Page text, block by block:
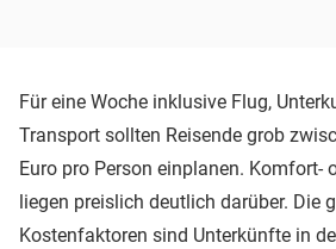
Für eine Woche inklusive Flug,
Transport sollten Reisende grob
Euro pro Person einplanen. Komfort-
liegen preislich deutlich darüber. Die
Kostenfaktoren sind Unterkünfte in